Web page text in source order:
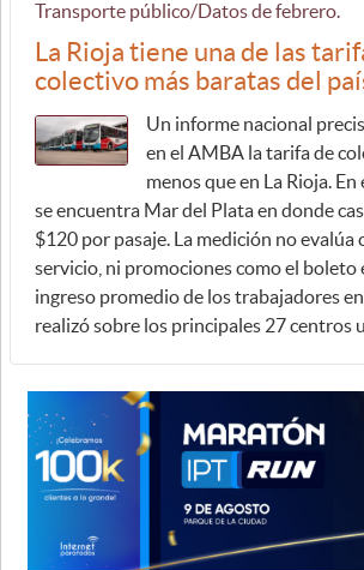
Transporte público/Datos de febrero.
La Rioja tiene una de las
colectivo más baratas del
Un informe nacional
en el AMBA la tarifa de
menos que en La Rioja.
se encuentra Mar del Plata en donde
$120 por pasaje. La medición no evalúa
servicio, ni promociones como el
ingreso promedio de los trabajadores en
realizó sobre los principales 27 centros